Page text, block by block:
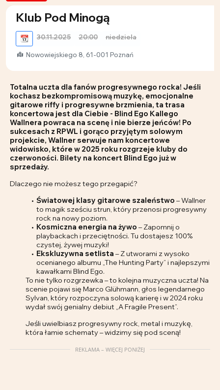
Klub Pod Minogą
📆 30.11.2025 20:00 niedziela
Nowowiejskiego 8, 61-001 Poznań
Totalna uczta dla fanów progresywnego rocka! Jeśli
kochasz bezkompromisową muzykę, emocjonalne
gitarowe riffy i progresywne brzmienia, ta trasa
koncertowa jest dla Ciebie - Blind Ego Kallego
Wallnera powraca na scenę i nie bierze jeńców! Po
sukcesach z RPWL i gorąco przyjętym solowym
projekcie, Wallner serwuje nam koncertowe
widowisko, które w 2025 roku rozgrzeje kluby do
czerwoności. Bilety na koncert Blind Ego już w
sprzedaży.
Dlaczego nie możesz tego przegapić?
Światowej klasy gitarowe szaleństwo – Wallner
to magik sześciu strun, który przenosi progresywny
rock na nowy poziom.
Kosmiczna energia na żywo – Zapomnij o
playbackach i przeciętności. Tu dostajesz 100%
czystej, żywej muzyki!
Ekskluzywna setlista – Z utworami z wysoko
ocenianego albumu „The Hunting Party” i najlepszymi
kawałkami Blind Ego.
To nie tylko rozgrzewka – to kolejna muzyczna uczta! Na
scenie pojawi się Marco Glühmann, głos legendarnego
Sylvan, który rozpoczyna solową karierę i w 2024 roku
wydał swój genialny debiut „A Fragile Present”.
Jeśli uwielbiasz progresywny rock, metal i muzykę,
która łamie schematy – widzimy się pod sceną!
REKLAMA – WIĘCEJ PONIŻEJ